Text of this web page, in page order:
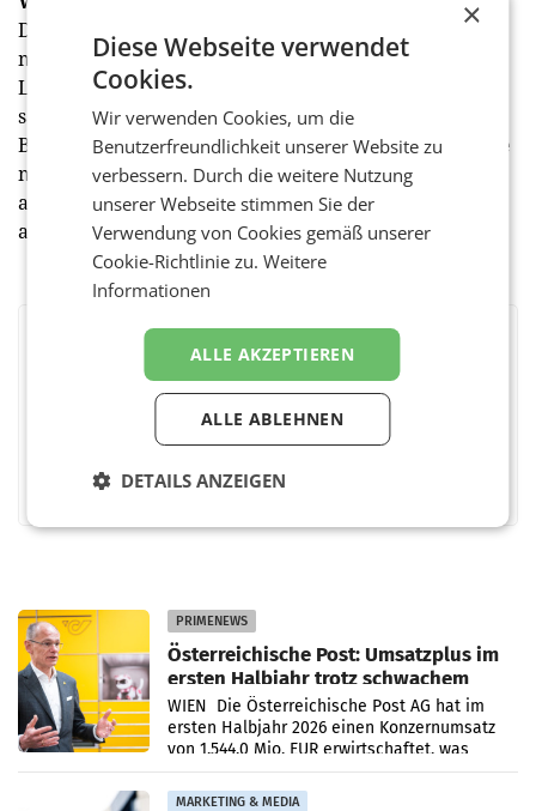
Dass Fußballspielen und im Publikum jubeln hungrig
macht, lässt sich einer der größten
Lebensmittelhändler des Landes nicht zwei Mal
sagen. Mit sechs Lieferanten aus der Region brachte
Billa seine heimische Produktvielfalt am Wochenende
mit in die Datenpol-Arena. Ihre Stände hatten unter
anderem Harrer, San Lucar und Ogoralek vor Ort
aufgebaut.
BEWERTEN SIE DIESEN ARTIKEL
PRIMENEWS
Österreichische Post: Umsatzplus im
ersten Halbjahr trotz schwachem
Briefgeschäft
WIEN Die Österreichische Post AG hat im
ersten Halbjahr 2026 einen Konzernumsatz
von 1.544,0 Mio. EUR erwirtschaftet, was
einem Plus von 3,8 Prozent gegenüber dem
Vergleichszeitraum
MARKETING & MEDIA
×
Diese Webseite verwendet
Cookies.
Wir verwenden Cookies, um die
Benutzerfreundlichkeit unserer Website zu
verbessern. Durch die weitere Nutzung
unserer Webseite stimmen Sie der
Verwendung von Cookies gemäß unserer
Cookie-Richtlinie zu.Weitere
Informationen
ALLE AKZEPTIEREN
ALLE ABLEHNEN
DETAILS ANZEIGEN